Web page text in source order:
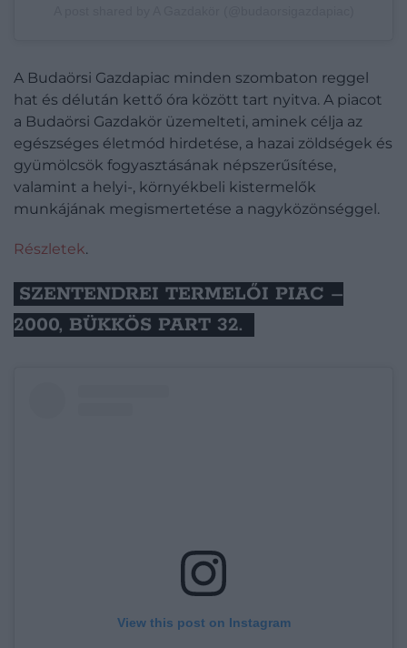
A Budaörsi Gazdapiac minden szombaton reggel
hat és délután kettő óra között tart nyitva. A piacot
a Budaörsi Gazdakör üzemelteti, aminek célja az
egészséges életmód hirdetése, a hazai zöldségek és
gyümölcsök fogyasztásának népszerűsítése,
valamint a helyi-, környékbeli kistermelők
munkájának megismertetése a nagyközönséggel.
Részletek.
SZENTENDREI TERMELŐI PIAC –
2000, BÜKKÖS PART 32.
View this post on Instagram